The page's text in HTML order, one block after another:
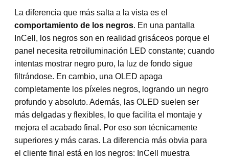
La diferencia que más salta a la vista es el
comportamiento de los negros. En una pantalla
InCell, los negros son en realidad grisáceos porque el
panel necesita retroiluminación LED constante; cuando
intentas mostrar negro puro, la luz de fondo sigue
filtrándose. En cambio, una OLED apaga
completamente los píxeles negros, logrando un negro
profundo y absoluto. Además, las OLED suelen ser
más delgadas y flexibles, lo que facilita el montaje y
mejora el acabado final. Por eso son técnicamente
superiores y más caras. La diferencia más obvia para
el cliente final está en los negros: InCell muestra